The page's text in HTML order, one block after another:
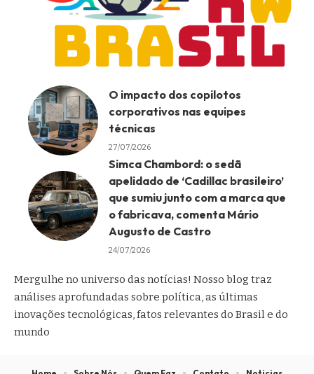
O impacto dos copilotos
corporativos nas equipes
técnicas
27/07/2026
Simca Chambord: o sedã
apelidado de ‘Cadillac brasileiro’
que sumiu junto com a marca que
o fabricava, comenta Mário
Augusto de Castro
24/07/2026
Mergulhe no universo das notícias! Nosso blog traz
análises aprofundadas sobre política, as últimas
inovações tecnológicas, fatos relevantes do Brasil e do
mundo